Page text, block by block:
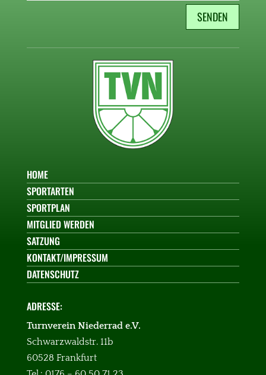
SENDEN
HOME
SPORTARTEN
SPORTPLAN
MITGLIED WERDEN
SATZUNG
KONTAKT/IMPRESSUM
DATENSCHUTZ
ADRESSE:
Turnverein Niederrad e.V.
Schwarzwaldstr. 11b
60528 Frankfurt